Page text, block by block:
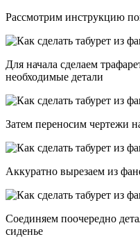
Рассмотрим инструкцию
Для начала сделаем
необходимые детали
Затем переносим чертежи
Аккуратно вырезаем из
Соединяем поочередно
сиденье